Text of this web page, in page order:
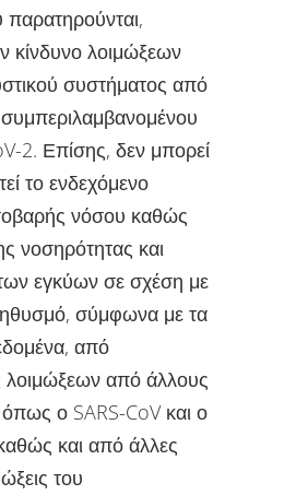
κίνδυνο λοιμώξεων
συστήματος από
συμπεριλαμβανομένου
2. Επίσης, δεν μπορεί
το ενδεχόμενο
νόσου καθώς
νοσηρότητας και
εγκύων σε σχέση με
σύμφωνα με τα
από
λοιμώξεων από άλλους
ο SARS-CoV και ο
και από άλλες
του